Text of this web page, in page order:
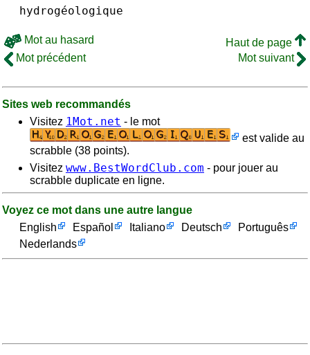
hydrogéologique
Mot au hasard
Haut de page
Mot précédent
Mot suivant
Sites web recommandés
Visitez 1Mot.net - le mot
est valide au
scrabble (38 points).
Visitez www.BestWordClub.com - pour jouer au
scrabble duplicate en ligne.
Voyez ce mot dans une autre langue
English
Español Italiano Deutsch
Português
Nederlands